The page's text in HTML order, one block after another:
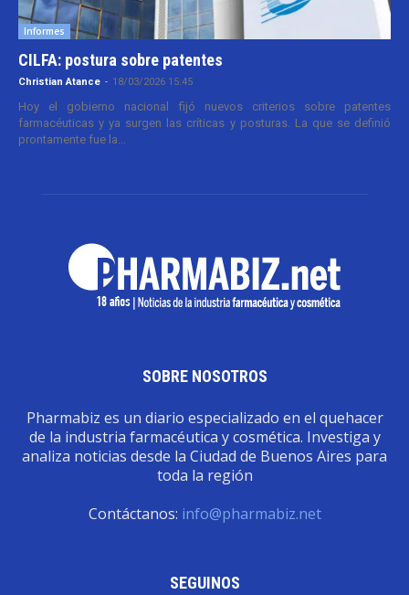
Informes
CILFA: postura sobre patentes
Christian Atance - 18/03/2026 15:45
Hoy el gobierno nacional fijó nuevos criterios sobre patentes
farmacéuticas y ya surgen las críticas y posturas. La que se definió
prontamente fue la...
SOBRE NOSOTROS
Pharmabiz es un diario especializado en el quehacer
de la industria farmacéutica y cosmética. Investiga y
analiza noticias desde la Ciudad de Buenos Aires para
toda la región
Contáctanos: info@pharmabiz.net
SEGUINOS